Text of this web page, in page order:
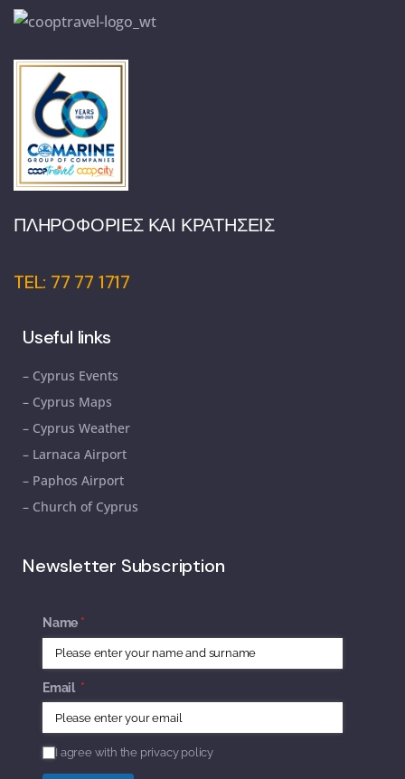
ΠΛΗΡΟΦΟΡΙΕΣ ΚΑΙ ΚΡΑΤΗΣΕΙΣ
TEL: 77 77 1717
Useful links
– Cyprus Events
– Cyprus Maps
– Cyprus Weather
– Larnaca Airport
– Paphos Airport
– Church of Cyprus
Newsletter Subscription
Name *(required)
Email *(required)
I agree with the privacy policy
I agree with the privacy policy